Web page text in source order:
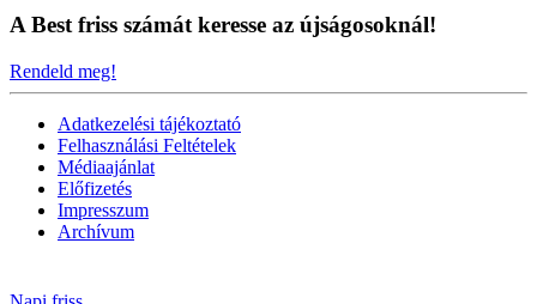
A Best friss számát keresse az újságosoknál!
Rendeld meg!
Adatkezelési tájékoztató
Felhasználási Feltételek
Médiaajánlat
Előfizetés
Impresszum
Archívum